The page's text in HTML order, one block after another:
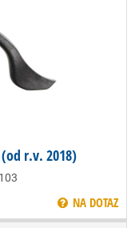
r.v. 2018)
NA DOTAZ